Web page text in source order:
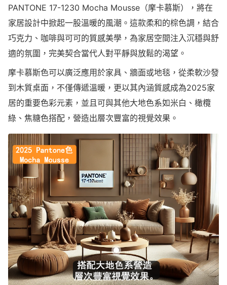
PANTONE 17-1230 Mocha Mousse（摩卡慕斯），將在
家居設計中掀起一股溫暖的風潮。這款柔和的棕色調，結合
巧克力、咖啡與可可的質感美學，為家居空間注入沉穩與舒
適的氛圍，完美契合當代人對平靜與放鬆的渴望。
摩卡慕斯色可以廣泛應用於家具、牆面或地毯，從柔軟沙發
到木質桌面，不僅傳遞溫暖，更以其內涵質感成為2025家
居的重要色彩元素，並且可與其他大地色系如米白、橄欖
綠、焦糖色搭配，營造出層次豐富的視覺效果。